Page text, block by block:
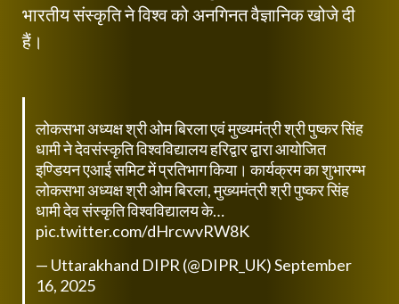
भारतीय संस्कृति ने विश्व को अनगिनत वैज्ञानिक खोजे दी
हैं।
लोकसभा अध्यक्ष श्री ओम बिरला एवं मुख्यमंत्री श्री पुष्कर सिंह
धामी ने देवसंस्कृति विश्वविद्यालय हरिद्वार द्वारा आयोजित
इण्डियन एआई समिट में प्रतिभाग किया। कार्यक्रम का शुभारम्भ
लोकसभा अध्यक्ष श्री ओम बिरला, मुख्यमंत्री श्री पुष्कर सिंह
धामी देव संस्कृति विश्वविद्यालय के…
pic.twitter.com/dHrcwvRW8K
— Uttarakhand DIPR (@DIPR_UK)September
16, 2025